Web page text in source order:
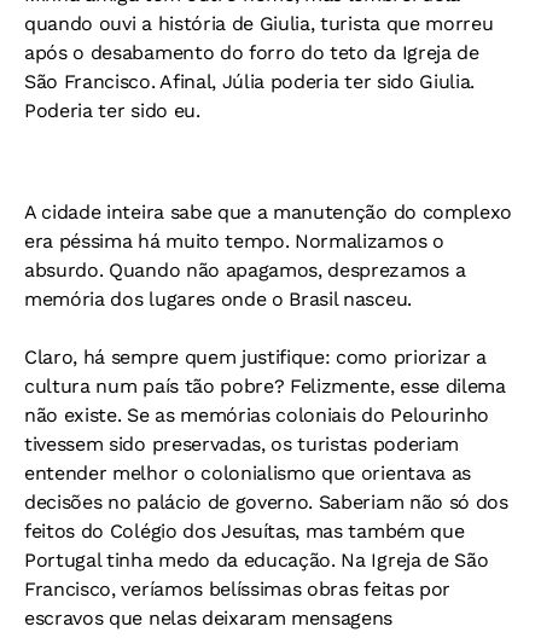
quando ouvi a história de Giulia, turista que morreu
após o desabamento do forro do teto da Igreja de
São Francisco. Afinal, Júlia poderia ter sido Giulia.
Poderia ter sido eu.
A cidade inteira sabe que a manutenção do complexo
era péssima há muito tempo. Normalizamos o
absurdo. Quando não apagamos, desprezamos a
memória dos lugares onde o Brasil nasceu.
Claro, há sempre quem justifique: como priorizar a
cultura num país tão pobre? Felizmente, esse dilema
não existe. Se as memórias coloniais do Pelourinho
tivessem sido preservadas, os turistas poderiam
entender melhor o colonialismo que orientava as
decisões no palácio de governo. Saberiam não só dos
feitos do Colégio dos Jesuítas, mas também que
Portugal tinha medo da educação. Na Igreja de São
Francisco, veríamos belíssimas obras feitas por
escravos que nelas deixaram mensagens